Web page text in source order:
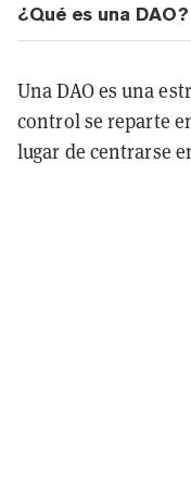
¿Qué es una DAO?
Una DAO es una
control se reparte
lugar de centrarse